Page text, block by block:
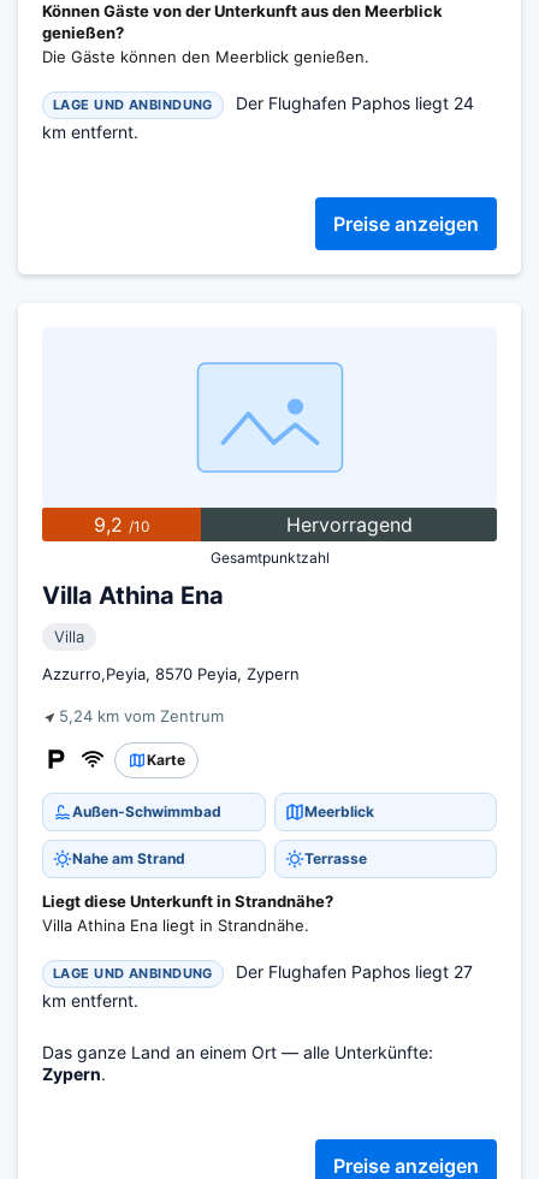
Können Gäste von der Unterkunft aus den Meerblick
genießen?
Die Gäste können den Meerblick genießen.
LAGE UND ANBINDUNG
Der Flughafen Paphos liegt 24
km entfernt.
Preise anzeigen
9,2 /10 Hervorragend
Gesamtpunktzahl
Villa Athina Ena
Villa
Azzurro,Peyia, 8570 Peyia, Zypern
5,24 km vom Zentrum
Karte
Außen-Schwimmbad Meerblick
Nahe am Strand Terrasse
Liegt diese Unterkunft in Strandnähe?
Villa Athina Ena liegt in Strandnähe.
LAGE UND ANBINDUNG
Der Flughafen Paphos liegt 27
km entfernt.
Das ganze Land an einem Ort — alle Unterkünfte:
Zypern.
Preise anzeigen